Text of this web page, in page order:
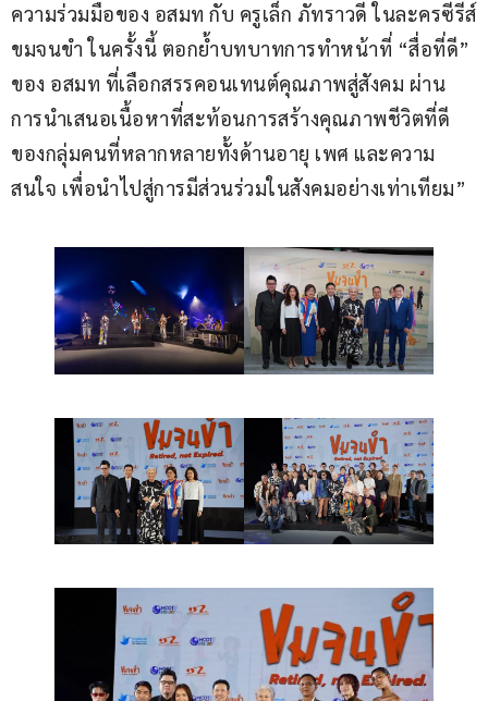
ความร่วมมือของ อสมท กับ ครูเล็ก ภัทราวดี ในละครซีรีส์
ขมจนขำ ในครั้งนี้ ตอกย้ำบทบาทการทำหน้าที่ “สื่อที่ดี”
ของ อสมท ที่เลือกสรรคอนเทนต์คุณภาพสู่สังคม ผ่าน
การนำเสนอเนื้อหาที่สะท้อนการสร้างคุณภาพชีวิตที่ดี
ของกลุ่มคนที่หลากหลายทั้งด้านอายุ เพศ และความ
สนใจ เพื่อนำไปสู่การมีส่วนร่วมในสังคมอย่างเท่าเทียม”